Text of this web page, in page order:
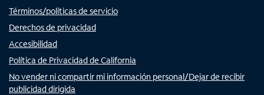
Términos/políticas de servicio
Derechos de privacidad
Accesibilidad
Política de Privacidad de California
No vender ni compartir mi información personal/Dejar de recibir
publicidad dirigida